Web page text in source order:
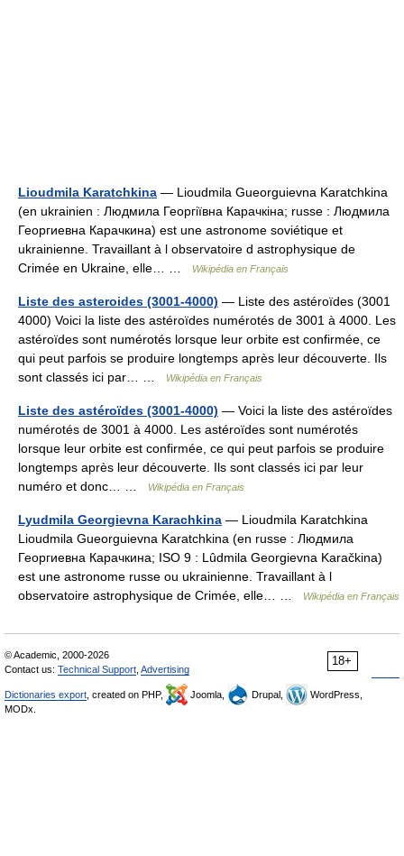
Lioudmila Karatchkina — Lioudmila Gueorguievna Karatchkina
(en ukrainien : Людмила Георгіївна Карачкіна; russe : Людмила
Георгиевна Карачкина) est une astronome soviétique et
ukrainienne. Travaillant à l observatoire d astrophysique de
Crimée en Ukraine, elle… …
Wikipédia en Français
Liste des asteroides (3001-4000) — Liste des astéroïdes (3001
4000) Voici la liste des astéroïdes numérotés de 3001 à 4000. Les
astéroïdes sont numérotés lorsque leur orbite est confirmée, ce
qui peut parfois se produire longtemps après leur découverte. Ils
sont classés ici par… …
Wikipédia en Français
Liste des astéroïdes (3001-4000) — Voici la liste des astéroïdes
numérotés de 3001 à 4000. Les astéroïdes sont numérotés
lorsque leur orbite est confirmée, ce qui peut parfois se produire
longtemps après leur découverte. Ils sont classés ici par leur
numéro et donc… …
Wikipédia en Français
Lyudmila Georgievna Karachkina — Lioudmila Karatchkina
Lioudmila Gueorguievna Karatchkina (en russe : Людмила
Георгиевна Карачкина; ISO 9 : Lûdmila Georgievna Karačkina)
est une astronome russe ou ukrainienne. Travaillant à l
observatoire astrophysique de Crimée, elle… …
Wikipédia en Français
18+
© Academic, 2000-2026
Contact us: Technical Support Advertising
Dictionaries export , created on PHP, Joomla, Drupal,
WordPress,
MODx.